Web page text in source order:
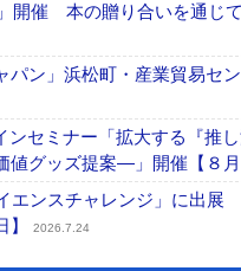
催 本の贈り合いを通じ
ン」浜松町・産業貿易セ
セミナー「拡大する『推
値グッズ提案―」開催【８月
ンスチャレンジ」に出展
】
2026.7.24